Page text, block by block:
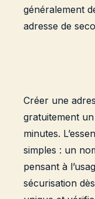
généralement
adresse de
Créer une
gratuitement
minutes.
simples : un
pensant à
sécurisation